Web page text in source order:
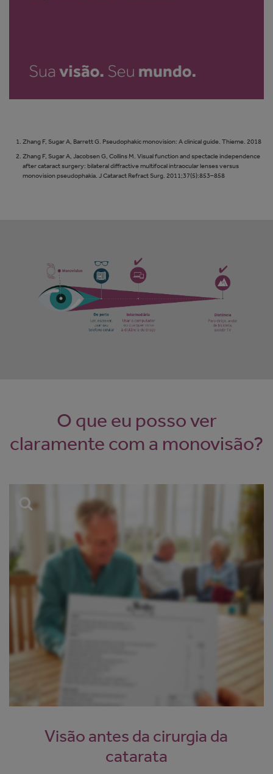
Zhang F, Sugar A, Barrett G. Pseudophakic monovision: A clinical guide. Thieme. 2018
Zhang F, Sugar A, Jacobsen G, Collins M. Visual function and spectacle independence
after cataract surgery: bilateral diffractive multifocal intraocular lenses versus
monovision pseudophakia. J Cataract Refract Surg. 2011;37(5):853–858
O que eu posso ver
claramente com a monovisão?
Visão antes da cirurgia da
catarata